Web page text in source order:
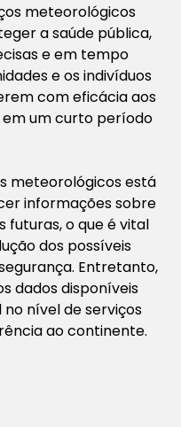
meteorológicos
a saúde pública,
e em tempo
e os indivíduos
com eficácia aos
um curto período
meteorológicos está
informações sobre
futuras, o que é vital
dos possíveis
Entretanto,
dados disponíveis
nível de serviços
ao continente.